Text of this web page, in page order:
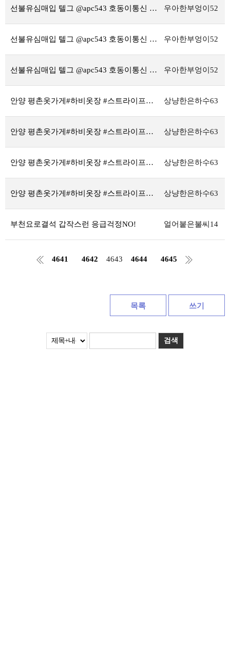
선불유심매입 텔그 @apc543 호동이통신 주말선불유심내구제 대학생모바일대출 당일무직자대출 우아한부엉이52
선불유심매입 텔그 @apc543 호동이통신 주말선불유심내구제 대학생모바일대출 당일무직자대출 우아한부엉이52
선불유심매입 텔그 @apc543 호동이통신 주말선불유심내구제 대학생모바일대출 당일무직자대출 우아한부엉이52
안양 평촌옷가게#하비옷장 #스트라이프티셔츠 #벌룬티셔츠 #트임티셔츠 #데일리티 #단가라티 #오프라인매장 #쇼룸 상냥한은하수63
안양 평촌옷가게#하비옷장 #스트라이프티셔츠 #벌룬티셔츠 #트임티셔츠 #데일리티 #단가라티 #오프라인매장 #쇼룸 상냥한은하수63
안양 평촌옷가게#하비옷장 #스트라이프티셔츠 #벌룬티셔츠 #트임티셔츠 #데일리티 #단가라티 #오프라인매장 #쇼룸 상냥한은하수63
안양 평촌옷가게#하비옷장 #스트라이프티셔츠 #벌룬티셔츠 #트임티셔츠 #데일리티 #단가라티 #오프라인매장 #쇼룸 상냥한은하수63
부천요로결석 갑작스런 응급걱정NO! 얼어붙은불씨14
4641 4642 4643 4644 4645
목록 쓰기
검색